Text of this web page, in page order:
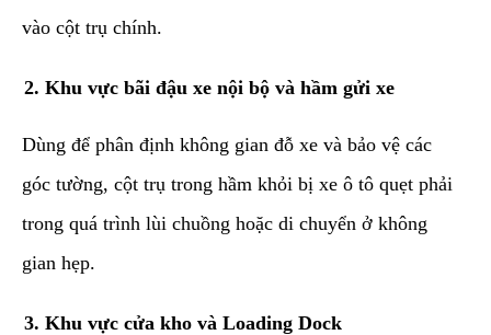
vào cột trụ chính.
​2. Khu vực bãi đậu xe nội bộ và hầm gửi xe
​Dùng để phân định không gian đỗ xe và bảo vệ các
góc tường, cột trụ trong hầm khỏi bị xe ô tô quẹt phải
trong quá trình lùi chuồng hoặc di chuyển ở không
gian hẹp.
​3. Khu vực cửa kho và Loading Dock